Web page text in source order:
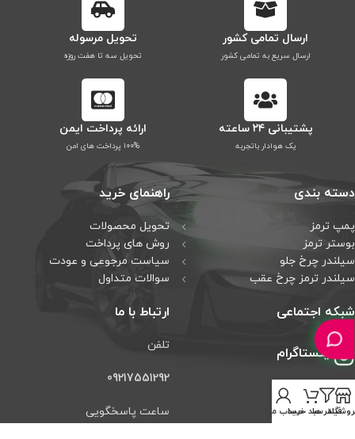
ارسال تمامی کشور
ارسال سریع به تمامی کشور
تحویل مرسوله
تحویل سه تا هفت روزه
پشتیبانی ۲۴ ساعته
یک هوادار باتجربه
ارائه پرداخت ایمن
۱۰۰% پرداخت های امن
دسته بندی
پمپ ترمز
بوستر ترمز
سیلندر چرخ جلو
سیلندر ترمز چرخ عقب
راهنمای خرید
تحویل محصولات
روش های پرداخت
سیاست مرجوعی و عودت
سوالات متداول
شبکه اجتماعی
اینستاگرام
تلگرام
ارتباط با ما
تلفن
09217551292
ساعت پاسخگویی فیلتر هاسبد خریدحساب من